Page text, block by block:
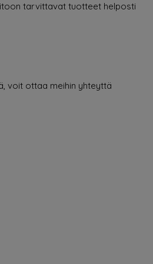
tarvittavat tuotteet helposti
voit ottaa meihin yhteyttä